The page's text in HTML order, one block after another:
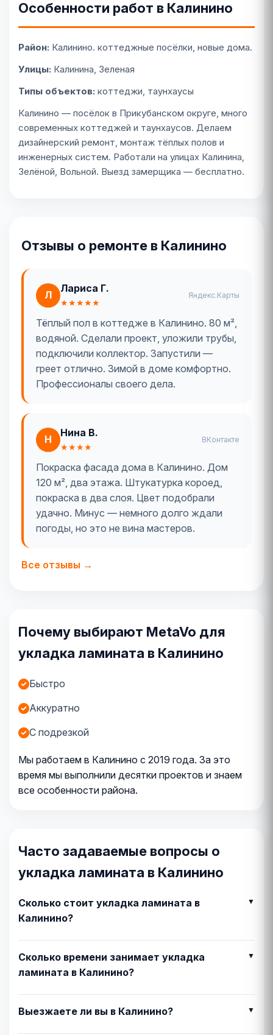
Особенности работ в Калинино
Район: Калинино. коттеджные посёлки, новые дома.
Улицы: Калинина, Зеленая
Типы объектов: коттеджи, таунхаусы
Калинино — посёлок в Прикубанском округе, много
современных коттеджей и таунхаусов. Делаем
дизайнерский ремонт, монтаж тёплых полов и
инженерных систем. Работали на улицах Калинина,
Зелёной, Вольной. Выезд замерщика — бесплатно.
Отзывы о ремонте в Калинино
Л
Лариса Г.
★★★★★
Яндекс.Карты
Тёплый пол в коттедже в Калинино. 80 м²,
водяной. Сделали проект, уложили трубы,
подключили коллектор. Запустили —
греет отлично. Зимой в доме комфортно.
Профессионалы своего дела.
Н
Нина В.
★★★★
ВКонтакте
Покраска фасада дома в Калинино. Дом
120 м², два этажа. Штукатурка короед,
покраска в два слоя. Цвет подобрали
удачно. Минус — немного долго ждали
погоды, но это не вина мастеров.
Все отзывы →
Почему выбирают MetaVo для
укладка ламината в Калинино
Быстро
Аккуратно
С подрезкой
Мы работаем в Калинино с 2019 года. За это
время мы выполнили десятки проектов и знаем
все особенности района.
Часто задаваемые вопросы о
укладка ламината в Калинино
Сколько стоит укладка ламината в
Калинино?
Сколько времени занимает укладка
ламината в Калинино?
Выезжаете ли вы в Калинино?